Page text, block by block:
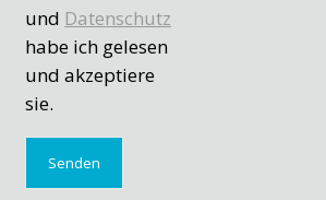
und Datenschutz
habe ich gelesen
und akzeptiere
sie.